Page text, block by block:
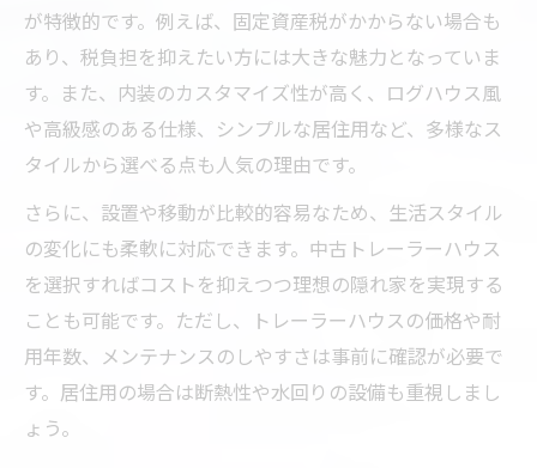
中古と新築トレーラーハウスの違いを理解
する
ログハウスと比較した隠れ家選びのポイン
ト
トレーラーハウスの最高級モデルの特徴と
注意点
中古やログハウスと比べた隠れ家の可能性
中古トレーラーハウスとログハウスの違い
と魅力
隠れ家用途で選ぶトレーラーハウスの実力
比較
が特徴的です。例えば、固定資産税がかからない場合も
あり、税負担を抑えたい方には大きな魅力となっていま
す。また、内装のカスタマイズ性が高く、ログハウス風
や高級感のある仕様、シンプルな居住用など、多様なス
タイルから選べる点も人気の理由です。
さらに、設置や移動が比較的容易なため、生活スタイル
の変化にも柔軟に対応できます。中古トレーラーハウス
を選択すればコストを抑えつつ理想の隠れ家を実現する
ことも可能です。ただし、トレーラーハウスの価格や耐
用年数、メンテナンスのしやすさは事前に確認が必要で
す。居住用の場合は断熱性や水回りの設備も重視しまし
ょう。